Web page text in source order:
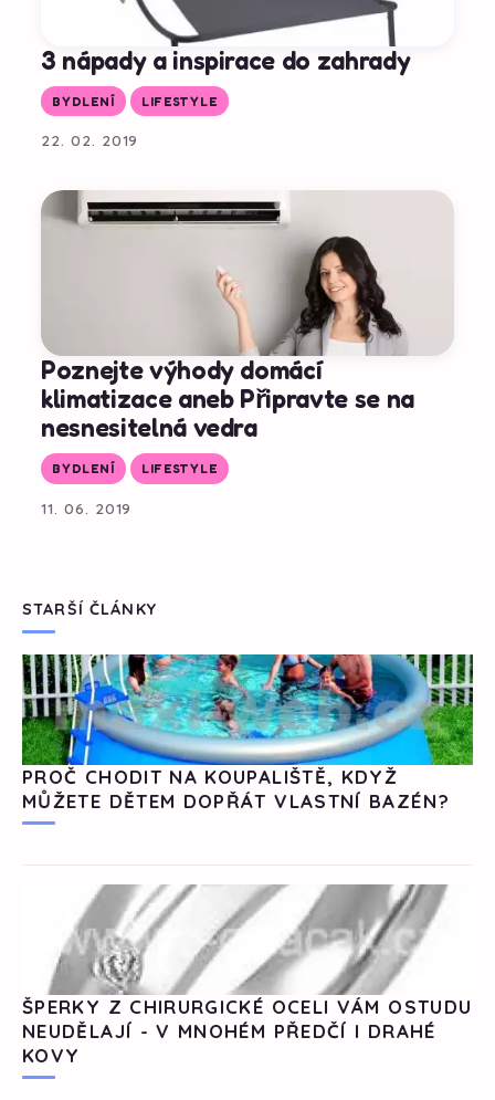
3 nápady a inspirace do zahrady
BYDLENÍ LIFESTYLE
22. 02. 2019
Poznejte výhody domácí
klimatizace aneb Připravte se na
nesnesitelná vedra
BYDLENÍ LIFESTYLE
11. 06. 2019
STARŠÍ ČLÁNKY
PROČ CHODIT NA KOUPALIŠTĚ, KDYŽ
MŮŽETE DĚTEM DOPŘÁT VLASTNÍ BAZÉN?
ŠPERKY Z CHIRURGICKÉ OCELI VÁM OSTUDU
NEUDĚLAJÍ - V MNOHÉM PŘEDČÍ I DRAHÉ
KOVY